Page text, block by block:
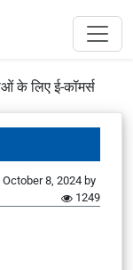
के लिए ई-कॉमर्स
October 8, 2024 by
1249